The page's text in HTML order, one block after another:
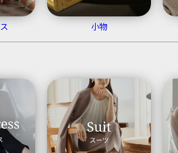
小物